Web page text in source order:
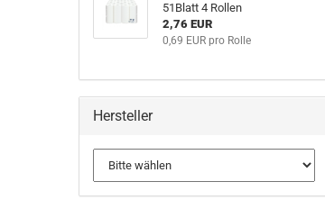
51Blatt 4 Rollen
2,76 EUR
0,69 EUR pro Rolle
Hersteller